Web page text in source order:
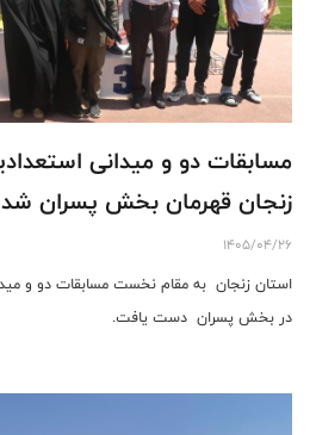
زنجان قهرمان بخش پسران شد
1405/04/26
در بخش پسران دست یافت.